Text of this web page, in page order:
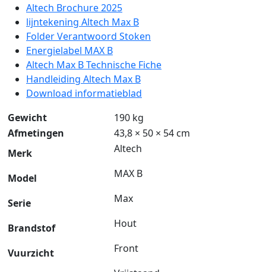
Altech Brochure 2025
lijntekening Altech Max B
Folder Verantwoord Stoken
Energielabel MAX B
Altech Max B Technische Fiche
Handleiding Altech Max B
Download informatieblad
Gewicht
190 kg
Afmetingen
43,8 × 50 × 54 cm
Merk
Altech
Model MAX B
Serie Max
Brandstof Hout
Vuurzicht Front